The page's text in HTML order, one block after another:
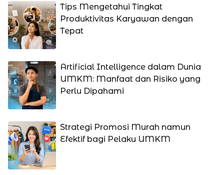
Tips Mengetahui Tingkat
Produktivitas Karyawan dengan
Tepat
Artificial Intelligence dalam Dunia
UMKM: Manfaat dan Risiko yang
Perlu Dipahami
Strategi Promosi Murah namun
Efektif bagi Pelaku UMKM